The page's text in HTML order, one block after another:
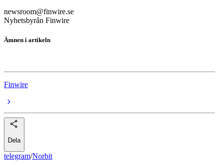
newsroom@finwire.se
Nyhetsbyrån Finwire
Ämnen i artikeln
Finwire
Dela
telegram/Norbit